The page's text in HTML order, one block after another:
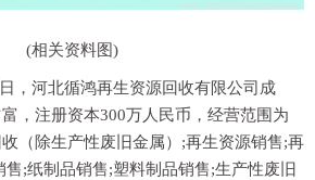
(相关资料图)
，河北循鸿再生资源回收有限公司成
，注册资本300万人民币，经营范围为
（除生产性废旧金属）;再生资源销售;再
;纸制品销售;塑料制品销售;生产性废旧